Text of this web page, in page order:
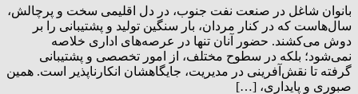
بانوان شاغل در صنعت نفت جنوب، در دل اقلیمی سخت و پرچالش،
سال‌هاست که در کنار مردان، بار سنگین تولید و پشتیبانی را بر
دوش می‌کشند. حضور آنان تنها در عرصه‌های اداری خلاصه
نمی‌شود؛ بلکه در سطوح مختلف، از امور تخصصی و پشتیبانی
گرفته تا نقش‌آفرینی در مدیریت، جایگاهشان انکارناپذیر است. همین
صبوری و پایداری، […]